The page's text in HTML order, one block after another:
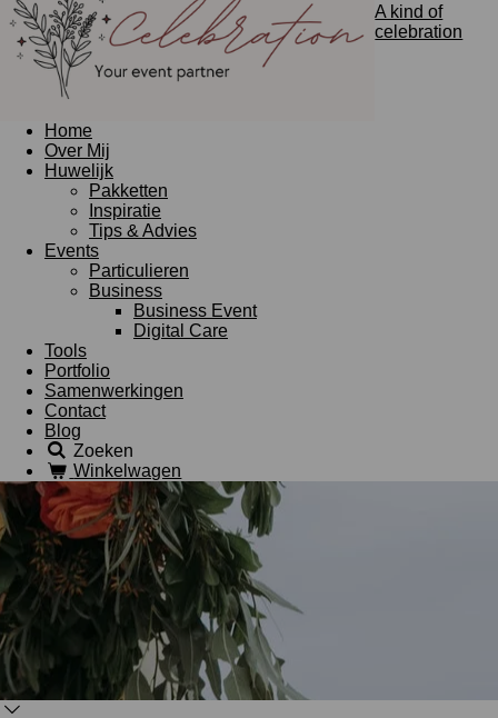
A kind of
celebration
Home
Over Mij
Huwelijk
Pakketten
Inspiratie
Tips & Advies
Events
Particulieren
Business
Business Event
Digital Care
Tools
Portfolio
Samenwerkingen
Contact
Blog
Zoeken
Winkelwagen